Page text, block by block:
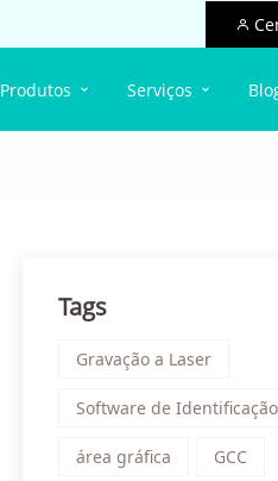
Produtos Serviços
Tags
Gravação a Laser
Software de Identificação
área gráfica GCC